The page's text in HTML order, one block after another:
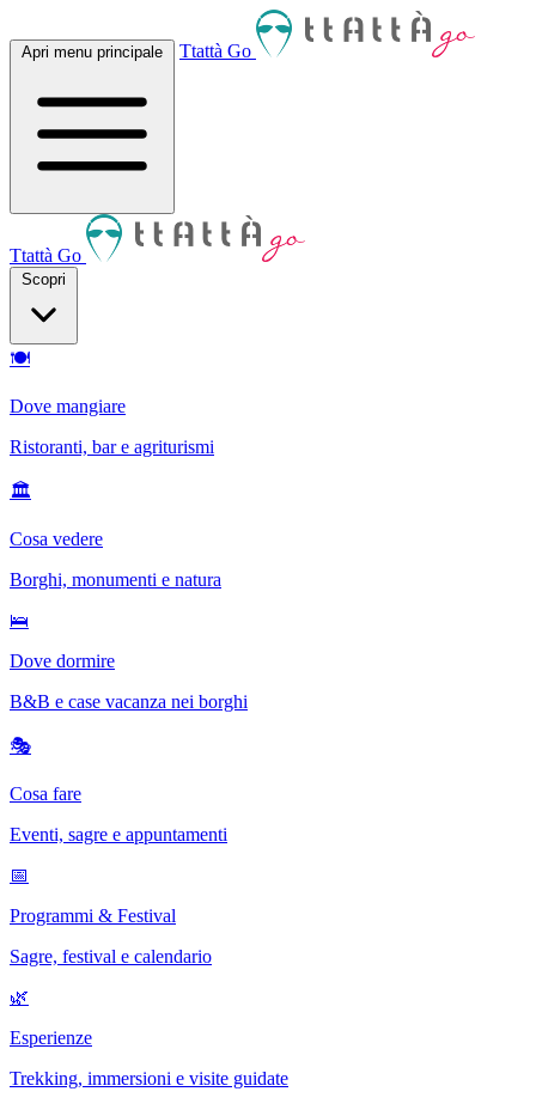
Apri menu principale Ttattà Go
Ttattà Go
Scopri
🍽
Dove mangiare
Ristoranti, bar e agriturismi
🏛
Cosa vedere
Borghi, monumenti e natura
🛌
Dove dormire
B&B e case vacanza nei borghi
🎭
Cosa fare
Eventi, sagre e appuntamenti
📅
Programmi & Festival
Sagre, festival e calendario
🌿
Esperienze
Trekking, immersioni e visite guidate